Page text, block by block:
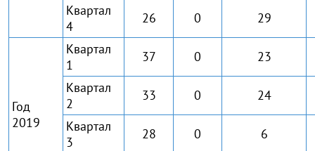
Квартал
4
26 0 29
Год
2019
Квартал
1
37 0
23
Квартал
2
33 0
24
Квартал
3
28 0
6